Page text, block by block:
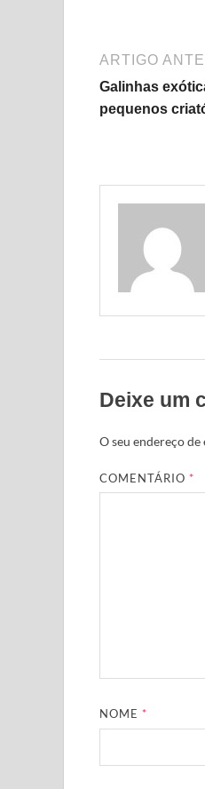
ARTIGO
Galinhas
pequenos
Deixe um
O seu endereço
COMENTÁRIO*
NOME*